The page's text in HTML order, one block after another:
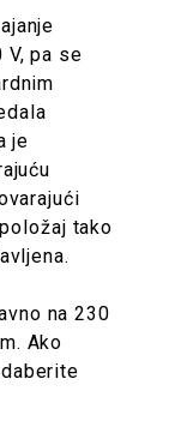
pa se
je
tako
na 230
Ako